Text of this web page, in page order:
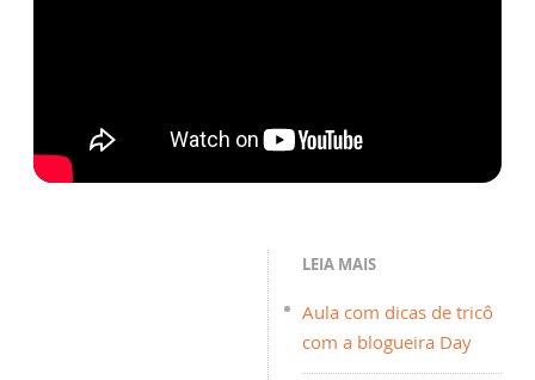
LEIA MAIS
Aula com dicas de tricô
com a blogueira Day